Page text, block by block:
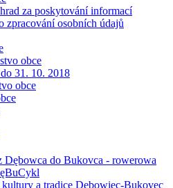
za poskytování informací
zpracování osobních údajů
obce
31. 10. 2018
obce
Dębowca do Bukovca - rowerowa
kultury a tradice Dębowiec-Bukovec